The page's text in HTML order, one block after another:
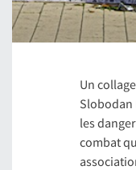
Un
les
combat